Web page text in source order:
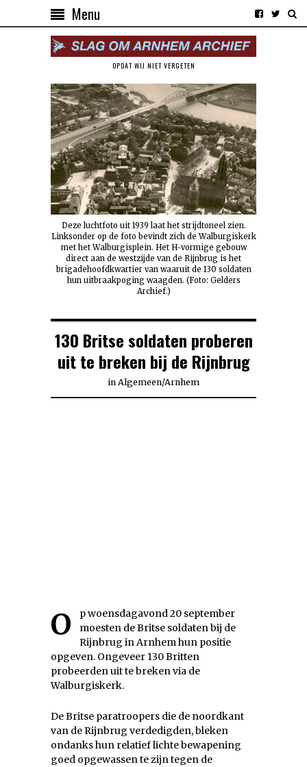
Menu
OPDAT WIJ NIET VERGETEN
Deze luchtfoto uit 1939 laat het strijdtoneel zien.
Linksonder op de foto bevindt zich de Walburgiskerk
met het Walburgisplein. Het H-vormige gebouw
direct aan de westzijde van de Rijnbrug is het
brigadehoofdkwartier van waaruit de 130 soldaten
hun uitbraakpoging waagden. (Foto: Gelders
Archief.)
130 Britse soldaten proberen
uit te breken bij de Rijnbrug
in Algemeen/Arnhem
Op woensdagavond 20 september
moesten de Britse soldaten bij de
Rijnbrug in Arnhem hun positie
opgeven. Ongeveer 130 Britten
probeerden uit te breken via de
Walburgiskerk.
De Britse paratroopers die de noordkant
van de Rijnbrug verdedigden, bleken
ondanks hun relatief lichte bewapening
goed opgewassen te zijn tegen de